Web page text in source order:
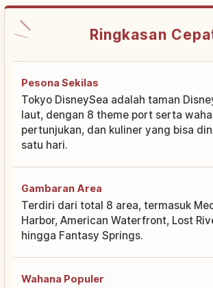
Ringkasan
Pesona Sekilas
Tokyo DisneySea adalah taman
laut, dengan 8 theme port serta
pertunjukan, dan kuliner yang bisa
satu hari.
Gambaran Area
Terdiri dari total 8 area, termasuk
Harbor, American Waterfront, Lost
hingga Fantasy Springs.
Wahana Populer